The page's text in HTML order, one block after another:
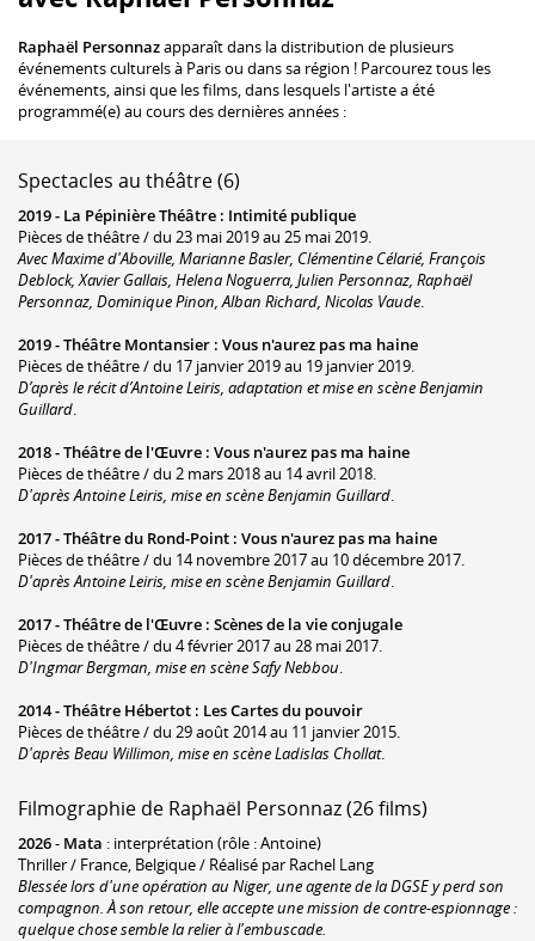
Raphaël Personnazapparaît dans la distribution de plusieurs
événements culturels à Paris ou dans sa région ! Parcourez tous les
événements, ainsi que les films, dans lesquels l'artiste a été
programmé(e) au cours des dernières années :
Spectacles au théâtre (6)
2019 - La Pépinière Théâtre : Intimité publique
Pièces de théâtre / du 23 mai 2019 au 25 mai 2019.
Avec Maxime d'Aboville, Marianne Basler, Clémentine Célarié, François
Deblock, Xavier Gallais, Helena Noguerra, Julien Personnaz, Raphaël
Personnaz, Dominique Pinon, Alban Richard, Nicolas Vaude.
2019 -Théâtre Montansier : Vous n'aurez pas ma haine
Pièces de théâtre / du 17 janvier 2019 au 19 janvier 2019.
D’après le récit d’Antoine Leiris, adaptation et mise en scène Benjamin
Guillard.
2018 -Théâtre de l'Œuvre : Vous n'aurez pas ma haine
Pièces de théâtre / du 2 mars 2018 au 14 avril 2018.
D'après Antoine Leiris, mise en scène Benjamin Guillard.
2017 -Théâtre du Rond-Point : Vous n'aurez pas ma haine
Pièces de théâtre / du 14 novembre 2017 au 10 décembre 2017.
D'après Antoine Leiris, mise en scène Benjamin Guillard.
2017 -Théâtre de l'Œuvre : Scènes de la vie conjugale
Pièces de théâtre / du 4 février 2017 au 28 mai 2017.
D'Ingmar Bergman, mise en scène Safy Nebbou.
2014 -Théâtre Hébertot : Les Cartes du pouvoir
Pièces de théâtre / du 29 août 2014 au 11 janvier 2015.
D'après Beau Willimon, mise en scène Ladislas Chollat.
Filmographie de Raphaël Personnaz (26 films)
2026- Mata : interprétation (rôle : Antoine)
Thriller / France, Belgique / Réalisé par Rachel Lang
Blessée lors d'une opération au Niger, une agente de la DGSE y perd son
compagnon. À son retour, elle accepte une mission de contre-espionnage :
quelque chose semble la relier à l'embuscade.